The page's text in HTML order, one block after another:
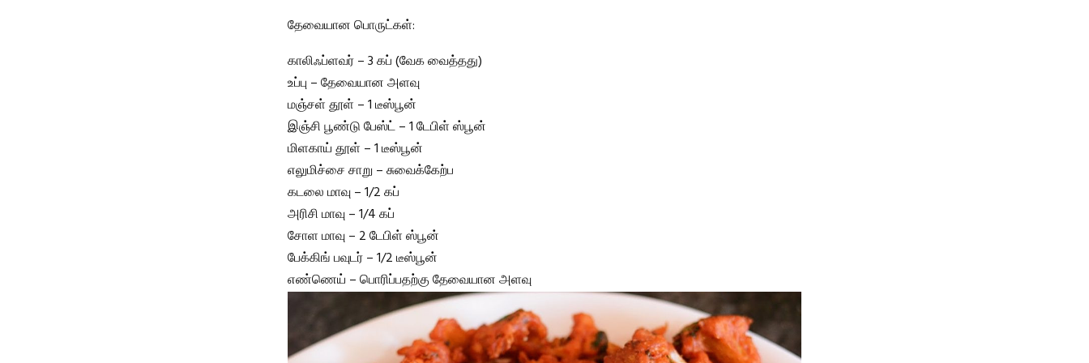
தேவையான பொருட்கள்:
காலிஃப்ளவர் – 3 கப் (வேக வைத்தது)
உப்பு – தேவையான அளவு
மஞ்சள் தூள் – 1 டீஸ்பூன்
இஞ்சி பூண்டு பேஸ்ட் – 1 டேபிள் ஸ்பூன்
மிளகாய் தூள் – 1 டீஸ்பூன்
எலுமிச்சை சாறு – சுவைக்கேற்ப
கடலை மாவு – 1/2 கப்
அரிசி மாவு – 1/4 கப்
சோள மாவு – 2 டேபிள் ஸ்பூன்
பேக்கிங் பவுடர் – 1/2 டீஸ்பூன்
எண்ணெய் – பொரிப்பதற்கு தேவையான அளவு